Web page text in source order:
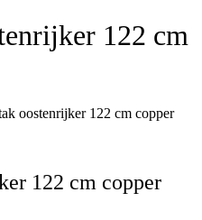
oostenrijker 122 cm copper
122 cm copper